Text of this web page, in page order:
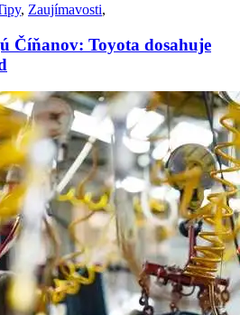
, Zaujímavosti,
Číňanov: Toyota dosahuje